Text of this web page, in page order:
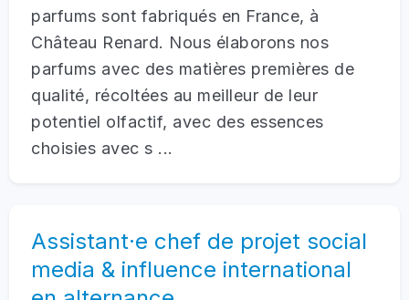
parfums sont fabriqués en France, à
Château Renard. Nous élaborons nos
parfums avec des matières premières de
qualité, récoltées au meilleur de leur
potentiel olfactif, avec des essences
choisies avec s ...
Assistant·e chef de projet social
media & influence international